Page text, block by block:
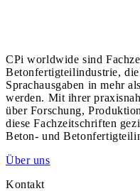
CPi worldwide sind
Betonfertigteilindustrie,
Sprachausgaben in mehr
werden. Mit ihrer
über Forschung,
diese Fachzeitschriften
Beton- und
Über uns
Kontakt